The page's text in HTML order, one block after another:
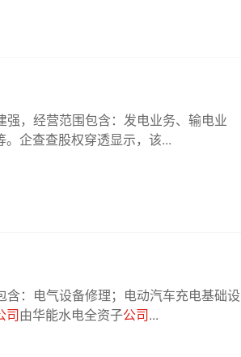
强，经营范围包含：发电业务、输电业
企查查股权穿透显示，该...
含：电气设备修理；电动汽车充电基础设
司由华能水电全资子公司...